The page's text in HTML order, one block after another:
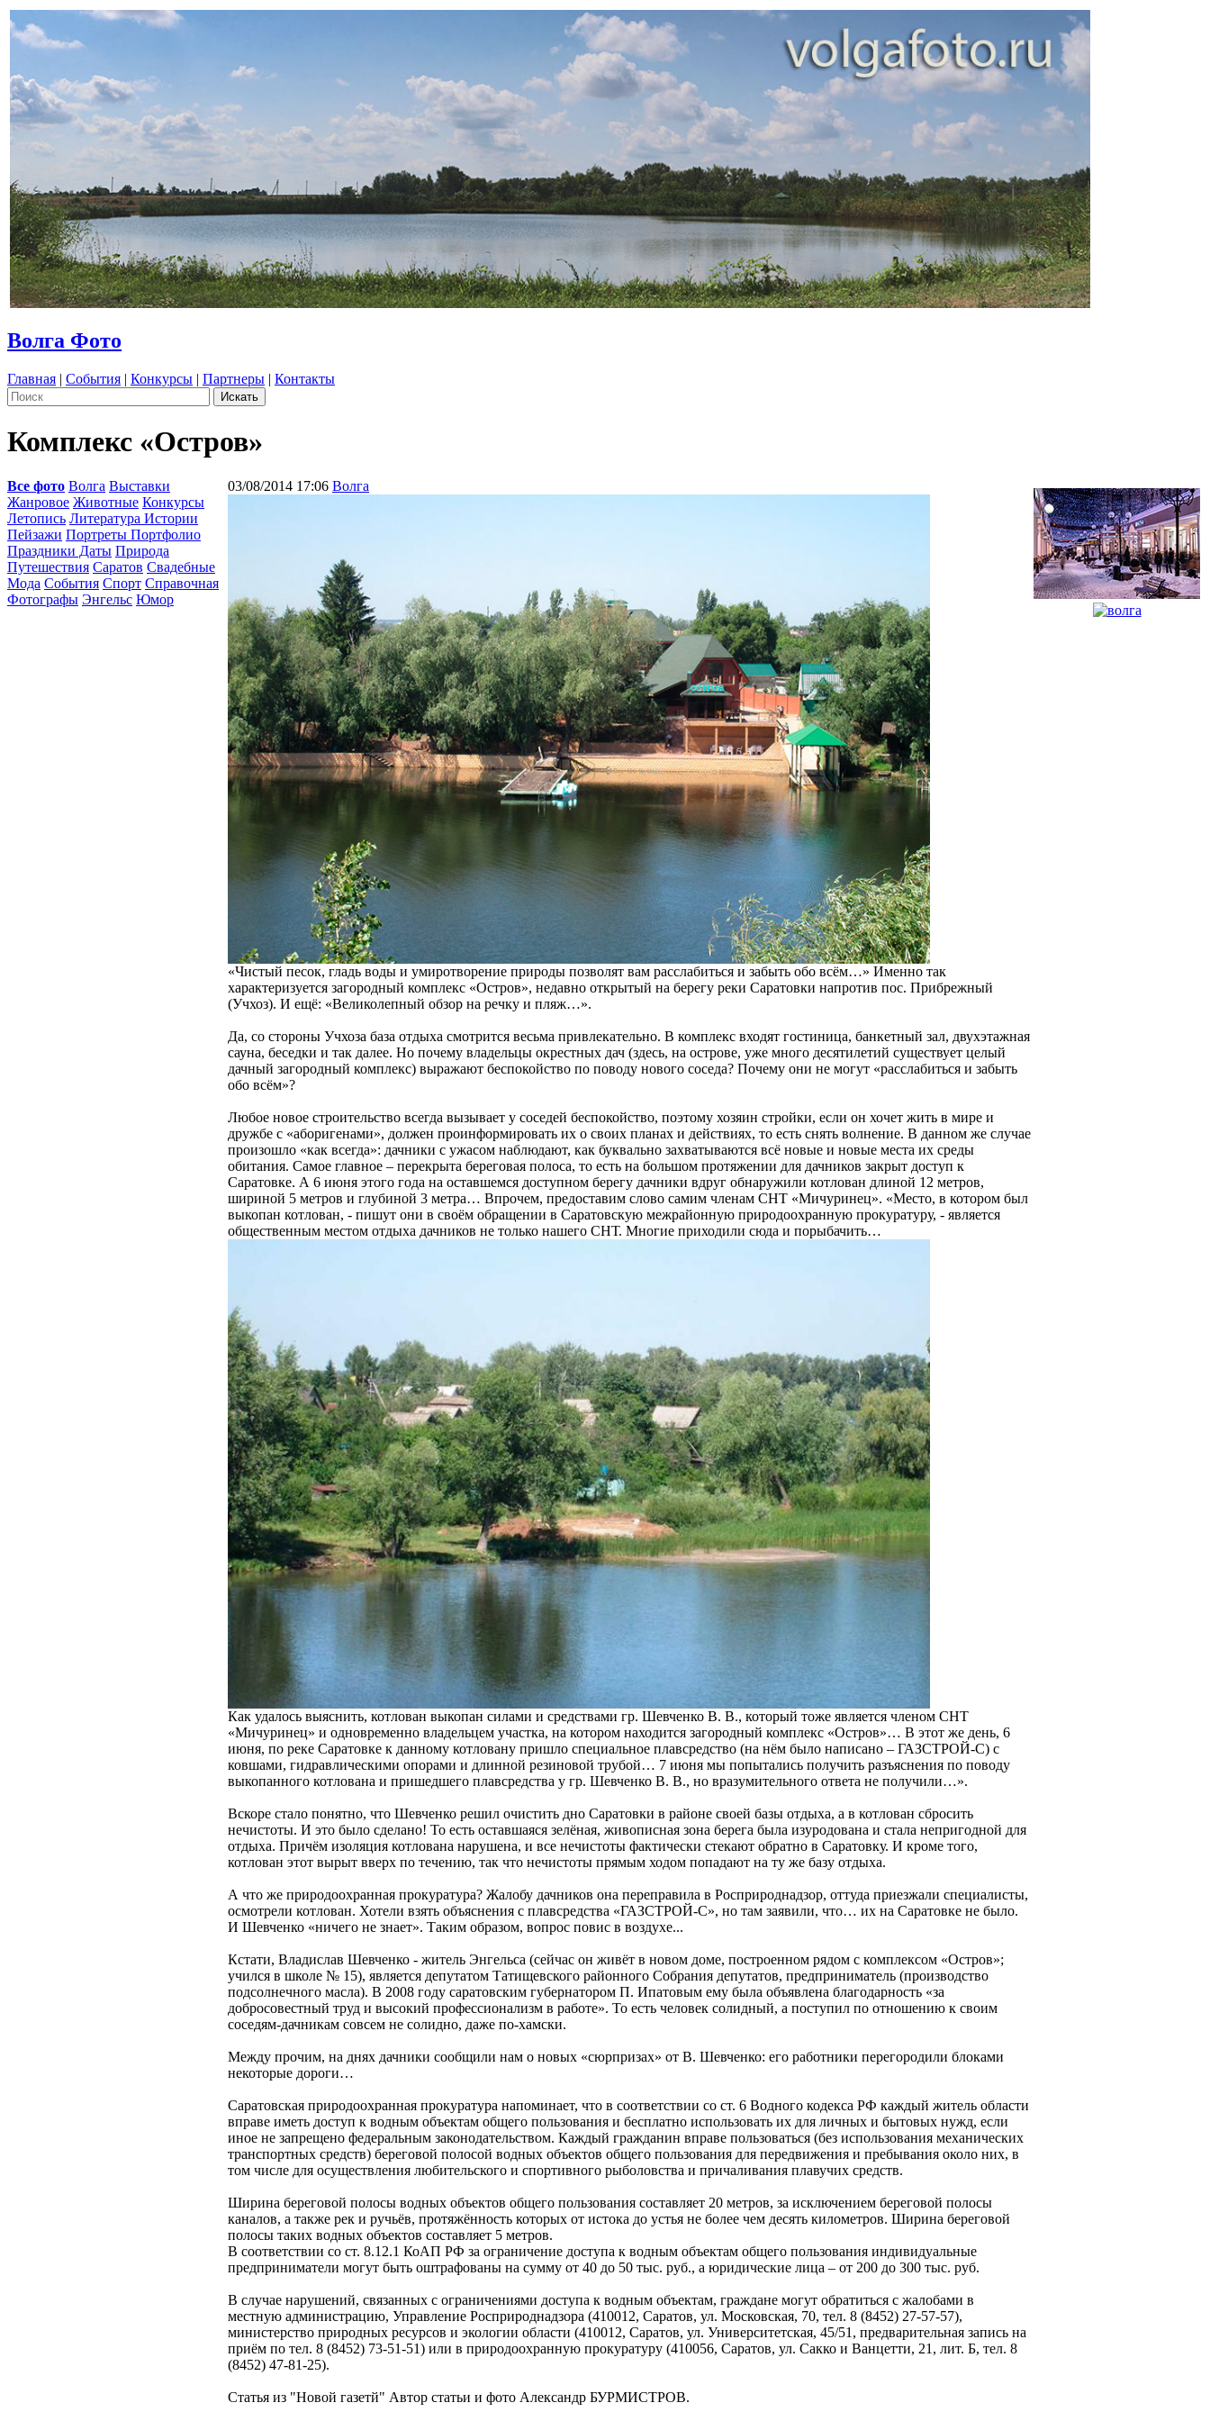
Волга Фото
Главная | События | Конкурсы | Партнеры | Контакты
Комплекс «Остров»
Все фото Волга Выставки
Жанровое Животные Конкурсы
Летопись Литература Истории
Пейзажи Портреты Портфолио
Праздники Даты Природа
Путешествия Саратов Свадебные
Мода События Спорт Справочная
Фотографы Энгельс Юмор
03/08/2014 17:06 Волга
«Чистый песок, гладь воды и умиротворение природы позволят вам расслабиться и забыть обо всём…» Именно так
характеризуется загородный комплекс «Остров», недавно открытый на берегу реки Саратовки напротив пос. Прибрежный
(Учхоз). И ещё: «Великолепный обзор на речку и пляж…».
Да, со стороны Учхоза база отдыха смотрится весьма привлекательно. В комплекс входят гостиница, банкетный зал, двухэтажная
сауна, беседки и так далее. Но почему владельцы окрестных дач (здесь, на острове, уже много десятилетий существует целый
дачный загородный комплекс) выражают беспокойство по поводу нового соседа? Почему они не могут «расслабиться и забыть
обо всём»?
Любое новое строительство всегда вызывает у соседей беспокойство, поэтому хозяин стройки, если он хочет жить в мире и
дружбе с «аборигенами», должен проинформировать их о своих планах и действиях, то есть снять волнение. В данном же случае
произошло «как всегда»: дачники с ужасом наблюдают, как буквально захватываются всё новые и новые места их среды
обитания. Самое главное – перекрыта береговая полоса, то есть на большом протяжении для дачников закрыт доступ к
Саратовке. А 6 июня этого года на оставшемся доступном берегу дачники вдруг обнаружили котлован длиной 12 метров,
шириной 5 метров и глубиной 3 метра… Впрочем, предоставим слово самим членам СНТ «Мичуринец». «Место, в котором был
выкопан котлован, - пишут они в своём обращении в Саратовскую межрайонную природоохранную прокуратуру, - является
общественным местом отдыха дачников не только нашего СНТ. Многие приходили сюда и порыбачить…
Как удалось выяснить, котлован выкопан силами и средствами гр. Шевченко В. В., который тоже является членом СНТ
«Мичуринец» и одновременно владельцем участка, на котором находится загородный комплекс «Остров»… В этот же день, 6
июня, по реке Саратовке к данному котловану пришло специальное плавсредство (на нём было написано – ГАЗСТРОЙ-С) с
ковшами, гидравлическими опорами и длинной резиновой трубой… 7 июня мы попытались получить разъяснения по поводу
выкопанного котлована и пришедшего плавсредства у гр. Шевченко В. В., но вразумительного ответа не получили…».
Вскоре стало понятно, что Шевченко решил очистить дно Саратовки в районе своей базы отдыха, а в котлован сбросить
нечистоты. И это было сделано! То есть оставшаяся зелёная, живописная зона берега была изуродована и стала непригодной для
отдыха. Причём изоляция котлована нарушена, и все нечистоты фактически стекают обратно в Саратовку. И кроме того,
котлован этот вырыт вверх по течению, так что нечистоты прямым ходом попадают на ту же базу отдыха.
А что же природоохранная прокуратура? Жалобу дачников она переправила в Росприроднадзор, оттуда приезжали специалисты,
осмотрели котлован. Хотели взять объяснения с плавсредства «ГАЗСТРОЙ-С», но там заявили, что… их на Саратовке не было.
И Шевченко «ничего не знает». Таким образом, вопрос повис в воздухе...
Кстати, Владислав Шевченко - житель Энгельса (сейчас он живёт в новом доме, построенном рядом с комплексом «Остров»;
учился в школе № 15), является депутатом Татищевского районного Собрания депутатов, предприниматель (производство
подсолнечного масла). В 2008 году саратовским губернатором П. Ипатовым ему была объявлена благодарность «за
добросовестный труд и высокий профессионализм в работе». То есть человек солидный, а поступил по отношению к своим
соседям-дачникам совсем не солидно, даже по-хамски.
Между прочим, на днях дачники сообщили нам о новых «сюрпризах» от В. Шевченко: его работники перегородили блоками
некоторые дороги…
Саратовская природоохранная прокуратура напоминает, что в соответствии со ст. 6 Водного кодекса РФ каждый житель области
вправе иметь доступ к водным объектам общего пользования и бесплатно использовать их для личных и бытовых нужд, если
иное не запрещено федеральным законодательством. Каждый гражданин вправе пользоваться (без использования механических
транспортных средств) береговой полосой водных объектов общего пользования для передвижения и пребывания около них, в
том числе для осуществления любительского и спортивного рыболовства и причаливания плавучих средств.
Ширина береговой полосы водных объектов общего пользования составляет 20 метров, за исключением береговой полосы
каналов, а также рек и ручьёв, протяжённость которых от истока до устья не более чем десять километров. Ширина береговой
полосы таких водных объектов составляет 5 метров.
В соответствии со ст. 8.12.1 КоАП РФ за ограничение доступа к водным объектам общего пользования индивидуальные
предприниматели могут быть оштрафованы на сумму от 40 до 50 тыс. руб., а юридические лица – от 200 до 300 тыс. руб.
В случае нарушений, связанных с ограничениями доступа к водным объектам, граждане могут обратиться с жалобами в
местную администрацию, Управление Росприроднадзора (410012, Саратов, ул. Московская, 70, тел. 8 (8452) 27-57-57),
министерство природных ресурсов и экологии области (410012, Саратов, ул. Университетская, 45/51, предварительная запись на
приём по тел. 8 (8452) 73-51-51) или в природоохранную прокуратуру (410056, Саратов, ул. Сакко и Ванцетти, 21, лит. Б, тел. 8
(8452) 47-81-25).
Статья из "Новой газетй" Автор статьи и фото Александр БУРМИСТРОВ.